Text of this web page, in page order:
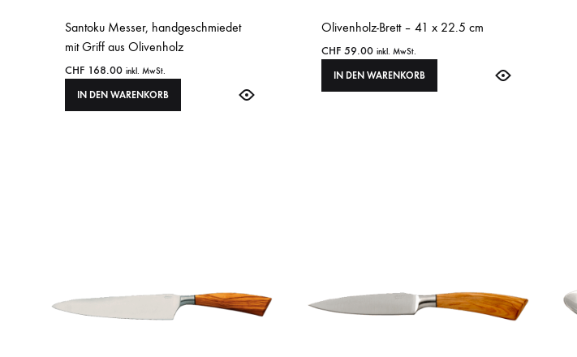
Santoku Messer, handgeschmiedet
mit Griff aus Olivenholz
CHF 168.00 inkl. MwSt.
IN DEN WARENKORB
Olivenholz-Brett – 41 x 22.5 cm
CHF 59.00 inkl. MwSt.
IN DEN WARENKORB